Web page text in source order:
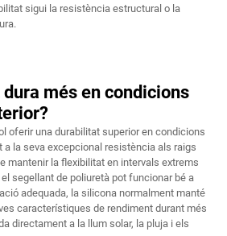
sigui la resistència estructural o la
més en condicions
oferir una durabilitat superior en condicions
a la seva excepcional resistència als raigs
mantenir la flexibilitat en intervals extrems
segellant de poliuretà pot funcionar bé a
adequada, la silicona normalment manté
característiques de rendiment durant més
directament a la llum solar, la pluja i els